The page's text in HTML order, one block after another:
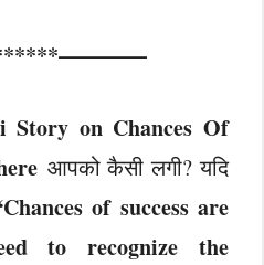
Story on Chances Of
आपको कैसी लगी? यदि
of success are
to recognize the